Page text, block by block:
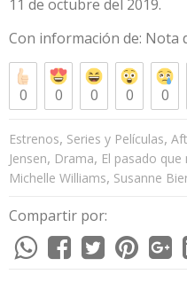
11 de octubre del 2019.
Con información de: Nota
0 0 0 0 0
Estrenos, Series y Películas,
Jensen, Drama, El pasado que
Michelle Williams, Susanne
Compartir por: